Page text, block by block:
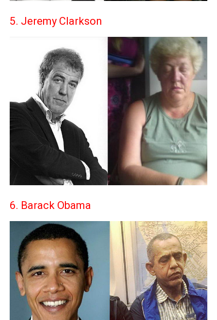
5. Jeremy Clarkson
6. Barack Obama